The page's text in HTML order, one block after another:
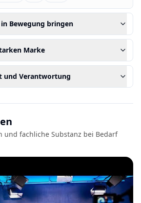
Bewegung bringen
Marke
und Verantwortung
und fachliche Substanz bei Bedarf